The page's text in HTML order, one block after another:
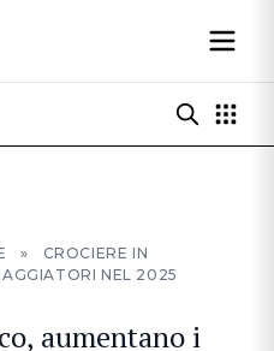
»
CROCIERE IN
NEL 2025
aumentano i